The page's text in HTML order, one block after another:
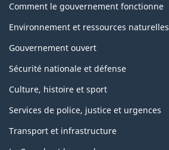
Comment le gouvernement fonctionne
Environnement et ressources naturelles
Gouvernement ouvert
Sécurité nationale et défense
Culture, histoire et sport
Services de police, justice et urgences
Transport et infrastructure